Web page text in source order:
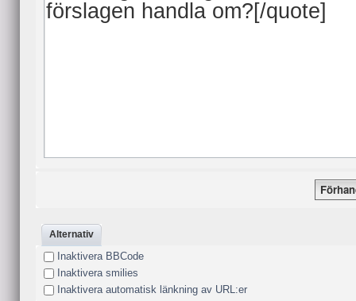
Alternativ
Inaktivera BBCode
Inaktivera smilies
Inaktivera automatisk länkning av URL:er